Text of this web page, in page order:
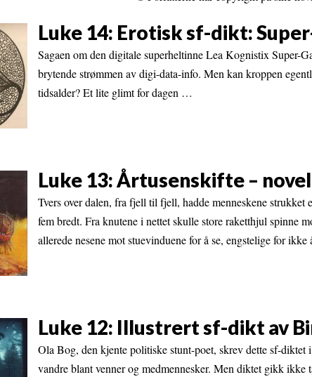
Luke 14: Erotisk sf-dikt:
Sagaen om den digitale superheltinne Lea Kognistix Super-
brytende strømmen av digi-data-info. Men kan kroppen
tidsalder? Et lite glimt for dagen …
Luke 13: Årtusenskifte –
Tvers over dalen, fra fjell til fjell, hadde menneskene
fem bredt. Fra knutene i nettet skulle store raketthjul spinne
allerede nesene mot stuevinduene for å se, engstelige for
Luke 12: Illustrert sf-dikt av
Ola Bog, den kjente politiske stunt-poet, skrev dette sf-
vandre blant venner og medmennesker. Men diktet gikk